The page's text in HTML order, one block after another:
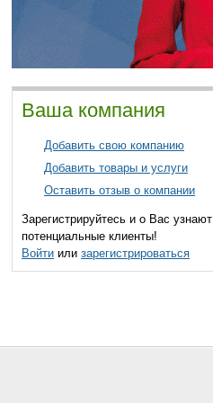
Ваша компания
Добавить свою компанию
Добавить товары и услуги
Оставить отзыв о компании
Зарегистрируйтесь и о Вас узнают
потенциальные клиенты!
Войти или зарегистрироваться